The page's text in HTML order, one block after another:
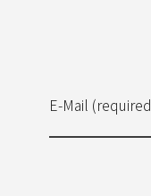
E-Mail